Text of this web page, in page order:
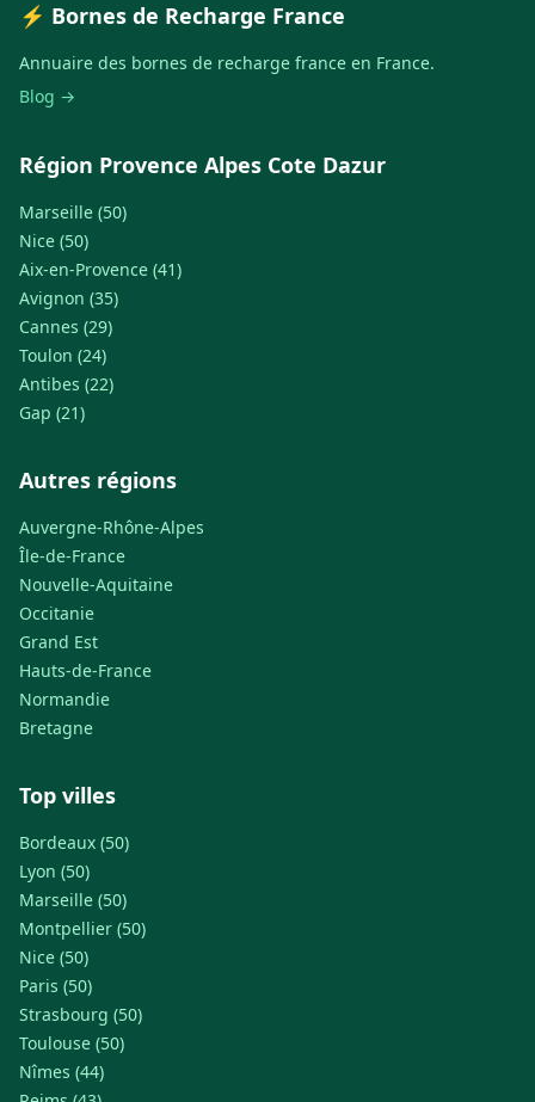
⚡ Bornes de Recharge France
Annuaire des bornes de recharge france en France.
Blog →
Région Provence Alpes Cote Dazur
Marseille (50)
Nice (50)
Aix-en-Provence (41)
Avignon (35)
Cannes (29)
Toulon (24)
Antibes (22)
Gap (21)
Autres régions
Auvergne-Rhône-Alpes
Île-de-France
Nouvelle-Aquitaine
Occitanie
Grand Est
Hauts-de-France
Normandie
Bretagne
Top villes
Bordeaux (50)
Lyon (50)
Marseille (50)
Montpellier (50)
Nice (50)
Paris (50)
Strasbourg (50)
Toulouse (50)
Nîmes (44)